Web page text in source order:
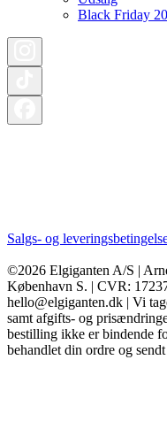
Black Friday
Salgs- og
©2026 Elgiganten A/S |
København S. | CVR:
hello@elgiganten.dk | Vi
samt afgifts- og
bestilling ikke er bindende
behandlet din ordre og